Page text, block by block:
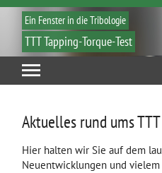
Ein Fenster in die Tribologie
TTT Tapping-Torque-Test
Aktuelles rund ums
Hier halten wir Sie auf dem
Neuentwicklungen und vielem